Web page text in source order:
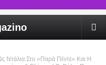
Ντάλια Στο «Παρά Πέντε» Και Η